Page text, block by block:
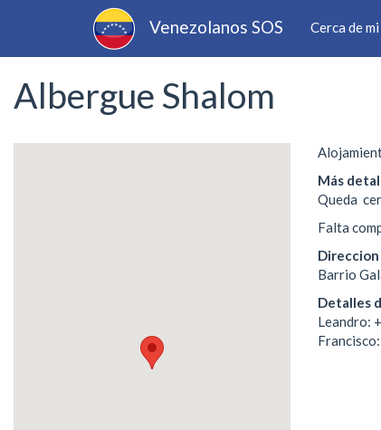
Venezolanos SOS
Main
navigation
Cerca de mi
Albergue Shalom
Más
Queda
Falta
Direccion
Barrio
Detalles
Leandro: